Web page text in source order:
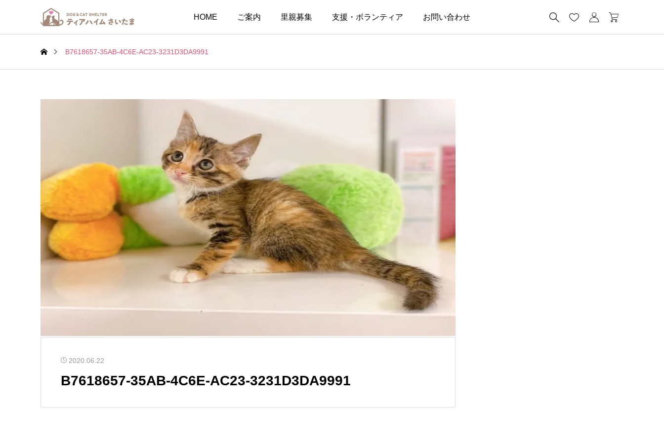
HOME ご案内 里親募集 支援・ボランティア お問い合わせ    
B7618657-35AB-4C6E-AC23-3231D3DA9991
2020.06.22
B7618657-35AB-4C6E-AC23-3231D3DA9991